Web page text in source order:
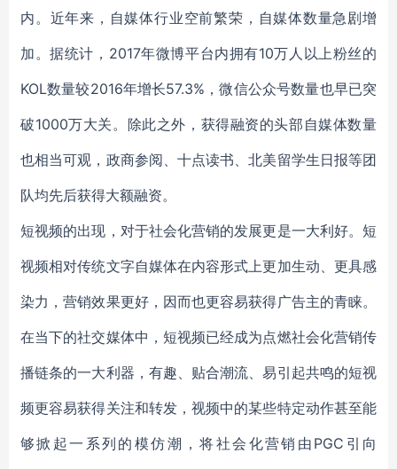
内。近年来，自媒体行业空前繁荣，自媒体数量急剧增
加。据统计，2017年微博平台内拥有10万人以上粉丝的
KOL数量较2016年增长57.3%，微信公众号数量也早已突
破1000万大关。除此之外，获得融资的头部自媒体数量
也相当可观，政商参阅、十点读书、北美留学生日报等团
队均先后获得大额融资。
短视频的出现，对于社会化营销的发展更是一大利好。短
视频相对传统文字自媒体在内容形式上更加生动、更具感
染力，营销效果更好，因而也更容易获得广告主的青睐。
在当下的社交媒体中，短视频已经成为点燃社会化营销传
播链条的一大利器，有趣、贴合潮流、易引起共鸣的短视
频更容易获得关注和转发，视频中的某些特定动作甚至能
够掀起一系列的模仿潮，将社会化营销由PGC引向